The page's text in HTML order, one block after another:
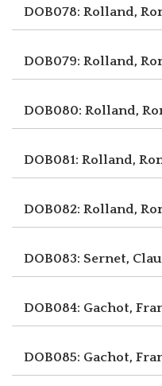
DOB078: Rolland,
DOB079: Rolland,
DOB080: Rolland,
DOB081: Rolland,
DOB082: Rolland,
DOB083: Sernet,
DOB084: Gachot,
DOB085: Gachot,